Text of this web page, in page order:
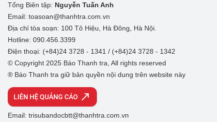
Tổng Biên tập: Nguyễn Tuấn Anh
Email: toasoan@thanhtra.com.vn
Địa chỉ tòa soạn: 100 Tô Hiệu, Hà Đông, Hà Nội.
Hotline: 090.456.3399
Điện thoại: (+84)24 3728 - 1341 / (+84)24 3728 - 1342
© Copyright 2025 Báo Thanh tra, All rights reserved
® Báo Thanh tra giữ bản quyền nội dung trên website này
LIÊN HỆ QUẢNG CÁO
Email: trisubandocbtt@thanhtra.com.vn